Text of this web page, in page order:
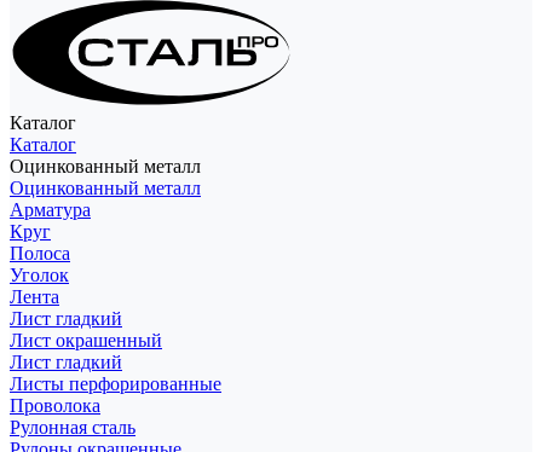
Каталог
Каталог
Оцинкованный металл
Оцинкованный металл
Арматура
Круг
Полоса
Уголок
Лента
Лист гладкий
Лист окрашенный
Лист гладкий
Листы перфорированные
Проволока
Рулонная сталь